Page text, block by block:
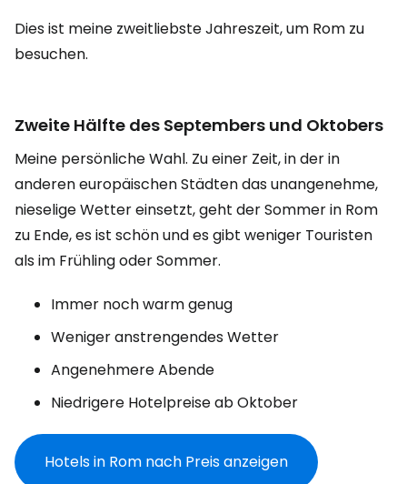
Dies ist meine zweitliebste Jahreszeit, um Rom zu
besuchen.
Zweite Hälfte des Septembers und Oktobers
Meine persönliche Wahl. Zu einer Zeit, in der in
anderen europäischen Städten das unangenehme,
nieselige Wetter einsetzt, geht der Sommer in Rom
zu Ende, es ist schön und es gibt weniger Touristen
als im Frühling oder Sommer.
Immer noch warm genug
Weniger anstrengendes Wetter
Angenehmere Abende
Niedrigere Hotelpreise ab Oktober
Hotels in Rom nach Preis anzeigen